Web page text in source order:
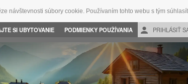
návštevnosti súbory cookie. Používaním tohto webu s tým
SI UBYTOVANIE PODMIENKY POUŽÍVANIA PRIHLÁSIŤ